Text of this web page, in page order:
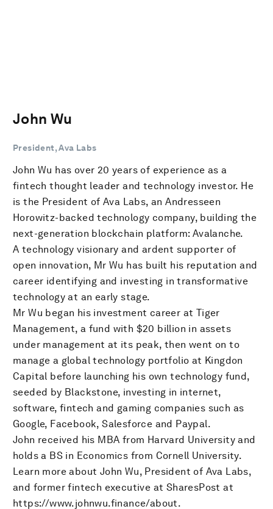
John Wu
President, Ava Labs
John Wu has over 20 years of experience as a
fintech thought leader and technology investor. He
is the President of Ava Labs, an Andresseen
Horowitz-backed technology company, building the
next-generation blockchain platform: Avalanche.
A technology visionary and ardent supporter of
open innovation, Mr Wu has built his reputation and
career identifying and investing in transformative
technology at an early stage.
Mr Wu began his investment career at Tiger
Management, a fund with $20 billion in assets
under management at its peak, then went on to
manage a global technology portfolio at Kingdon
Capital before launching his own technology fund,
seeded by Blackstone, investing in internet,
software, fintech and gaming companies such as
Google, Facebook, Salesforce and Paypal.
John received his MBA from Harvard University and
holds a BS in Economics from Cornell University.
Learn more about John Wu, President of Ava Labs,
and former fintech executive at SharesPost at
https://www.johnwu.finance/about.